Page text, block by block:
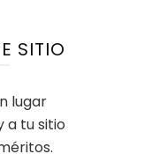
SITIO
lugar
a tu sitio